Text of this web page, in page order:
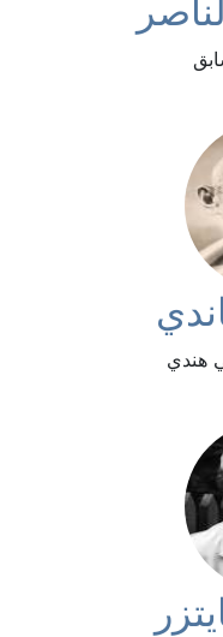
هندي